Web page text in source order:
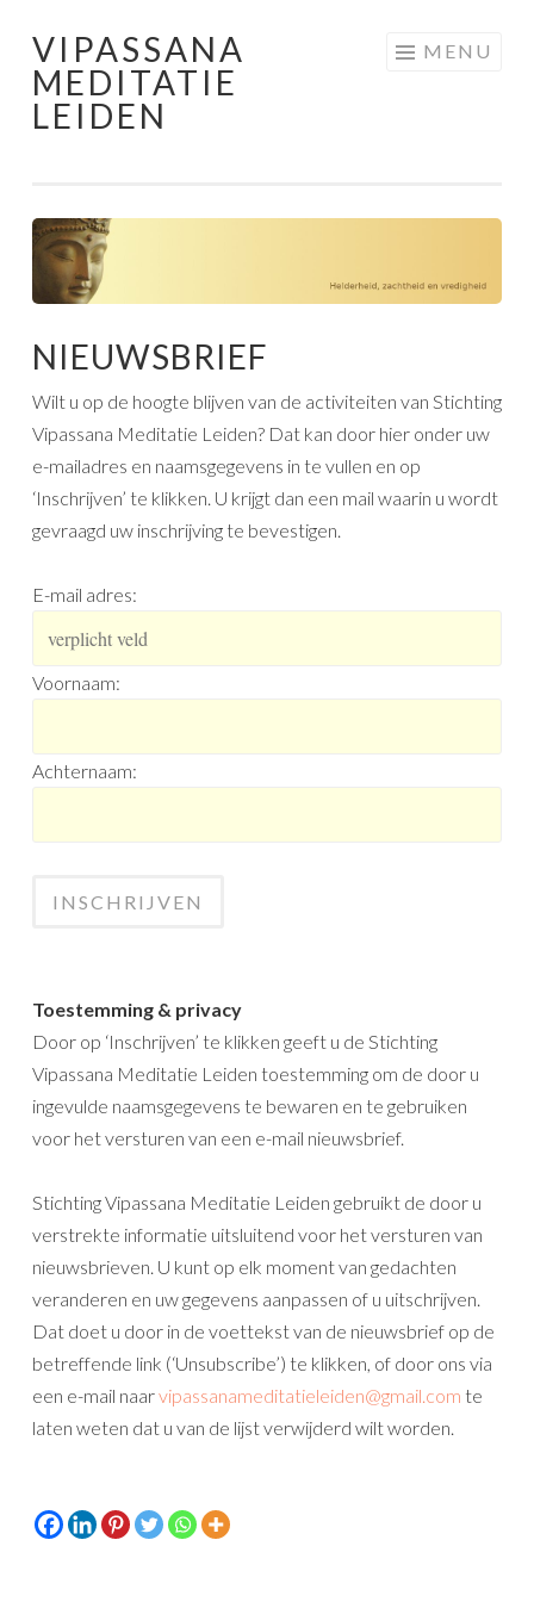
Skip
to
content
VIPASSANA
MEDITATIE
LEIDEN
MENU
NIEUWSBRIEF
Wilt u op de hoogte blijven van de activiteiten van Stichting
Vipassana Meditatie Leiden? Dat kan door hier onder uw
e-mailadres en naamsgegevens in te vullen en op
‘Inschrijven’ te klikken. U krijgt dan een mail waarin u wordt
gevraagd uw inschrijving te bevestigen.
E-mail adres:
Voornaam:
Achternaam:
Toestemming & privacy
Door op ‘Inschrijven’ te klikken geeft u de Stichting
Vipassana Meditatie Leiden toestemming om de door u
ingevulde naamsgegevens te bewaren en te gebruiken
voor het versturen van een e-mail nieuwsbrief.
Stichting Vipassana Meditatie Leiden gebruikt de door u
verstrekte informatie uitsluitend voor het versturen van
nieuwsbrieven. U kunt op elk moment van gedachten
veranderen en uw gegevens aanpassen of u uitschrijven.
Dat doet u door in de voettekst van de nieuwsbrief op de
betreffende link (‘Unsubscribe’) te klikken, of door ons via
een e-mail naarvipassanameditatieleiden@gmail.com te
laten weten dat u van de lijst verwijderd wilt worden.